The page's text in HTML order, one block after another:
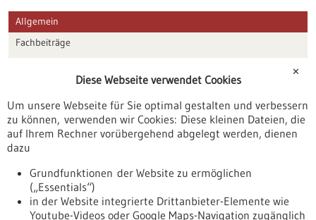
Allgemein
Fachbeiträge
Veranstaltungen
Erscheinungsdatum
✕
Diese Webseite verwendet Cookies
Um unsere Webseite für Sie optimal gestalten und verbessern
zu können, verwenden wir Cookies: Diese kleinen Dateien, die
auf Ihrem Rechner vorübergehend abgelegt werden, dienen
dazu
Grundfunktionen der Website zu ermöglichen
(„Essentials“)
in der Website integrierte Drittanbieter-Elemente wie
Youtube-Videos oder Google Maps-Navigation zugänglich